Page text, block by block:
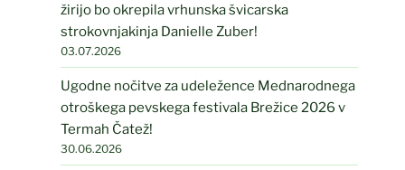
žirijo bo okrepila vrhunska švicarska
strokovnjakinja Danielle Zuber!
03.07.2026
Ugodne nočitve za udeležence Mednarodnega
otroškega pevskega festivala Brežice 2026 v
Termah Čatež!
30.06.2026